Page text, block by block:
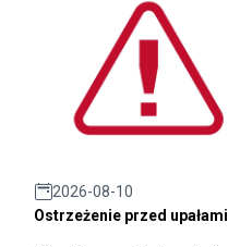
2026-08-10
Ostrzeżenie przed upałami